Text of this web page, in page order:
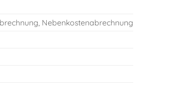
Nebenkostenabrechnung